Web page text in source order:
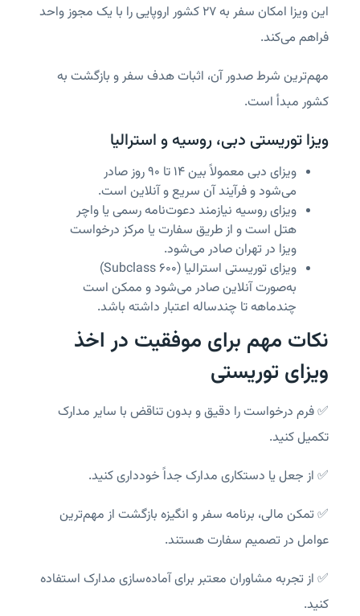
این ویزا امکان سفر به ۲۷ کشور اروپایی را با یک مجوز واحد
فراهم می‌کند.
مهم‌ترین شرط صدور آن، اثبات هدف سفر و بازگشت به
کشور مبدأ است.
ویزا توریستی دبی، روسیه و استرالیا
ویزای دبی معمولاً بین ۱۴ تا ۹۰ روز صادر
می‌شود و فرآیند آن سریع و آنلاین است.
ویزای روسیه نیازمند دعوت‌نامه رسمی یا واچر
هتل است و از طریق سفارت یا مرکز درخواست
ویزا در تهران صادر می‌شود.
ویزای توریستی استرالیا (Subclass 600)
به‌صورت آنلاین صادر می‌شود و ممکن است
چندماهه تا چندساله اعتبار داشته باشد.
نکات مهم برای موفقیت در اخذ
ویزای توریستی
✅ فرم درخواست را دقیق و بدون تناقض با سایر مدارک
تکمیل کنید.
✅ از جعل یا دستکاری مدارک جداً خودداری کنید.
✅ تمکن مالی، برنامه سفر و انگیزه بازگشت از مهم‌ترین
عوامل در تصمیم سفارت هستند.
✅ از تجربه مشاوران معتبر برای آماده‌سازی مدارک استفاده
کنید.